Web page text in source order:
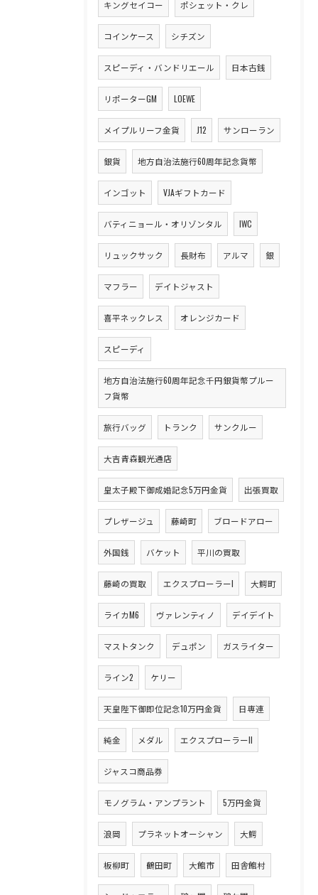
キングセイコー ポシェット・クレ
コインケース シチズン
スピーディ・バンドリエール 日本古銭
リポーターGM LOEWE
メイプルリーフ金貨 J12 サンローラン
銀貨 地方自治法施行60周年記念貨幣
インゴット VJAギフトカード
バティニョール・オリゾンタル IWC
リュックサック 長財布 アルマ 銀
マフラー デイトジャスト
喜平ネックレス オレンジカード
スピーディ
地方自治法施行60周年記念千円銀貨幣プルー
フ貨幣
旅行バッグ トランク サンクルー
大吉青森観光通店
皇太子殿下御成婚記念5万円金貨 出張買取
プレザージュ 藤崎町 ブロードアロー
外国銭 バケット 平川の買取
藤崎の買取 エクスプローラーI 大鰐町
ライカM6 ヴァレンティノ デイデイト
マストタンク デュポン ガスライター
ライン2 ケリー
天皇陛下御即位記念10万円金貨 日専連
純金 メダル エクスプローラーII
ジャスコ商品券
モノグラム・アンプラント 5万円金貨
浪岡 プラネットオーシャン 大鰐
板柳町 鶴田町 大館市 田舎館村